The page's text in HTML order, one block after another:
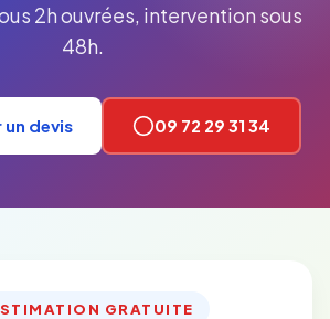
2h ouvrées, intervention sous
48h.
un devis 09 72 29 31 34
GRATUITE